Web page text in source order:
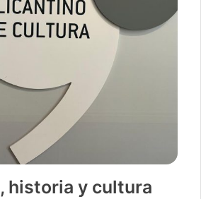
historia y cultura